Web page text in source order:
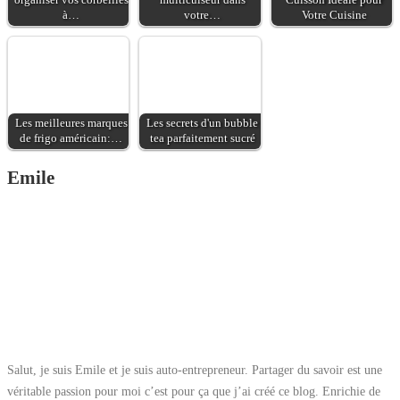
nouvelles saveurs
directement chez vous.
De plus, le robinet
nettoyage, rendant cette
machine idéale pour les
familles. Facilité
L'application
plus, le compresseur est
conçu avec des
qui permet de régler
facilement la pression
l'huile HBM 24 liter est
le partenaire idéal pour
à…
votre…
Votre Cuisine
Les meilleures marques
de frigo américain:…
Les secrets d'un bubble
tea parfaitement sucré
Emile
Salut, je suis Emile et je suis auto-entrepreneur. Partager du savoir est une
véritable passion pour moi c’est pour ça que j’ai créé ce blog. Enrichie de